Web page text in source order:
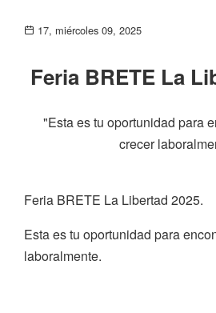
17, miércoles 09, 2025
Feria BRETE La
"Esta es tu oportunidad para
crecer
Feria BRETE La Libertad 2025.
Esta es tu oportunidad para
laboralmente.